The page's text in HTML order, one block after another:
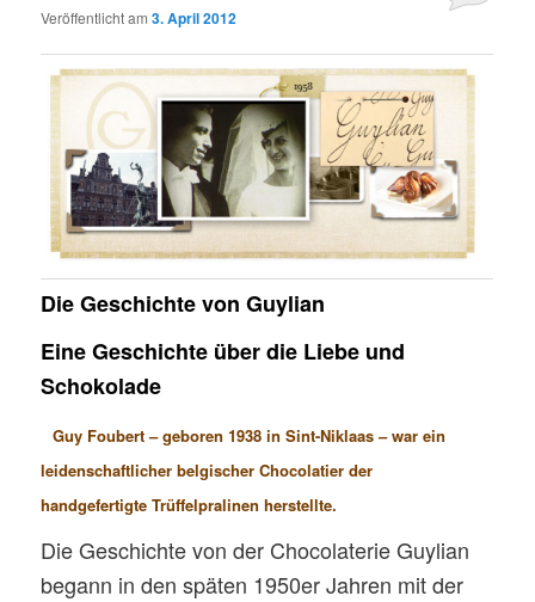
Veröffentlicht am3. April 2012
Die Geschichte von Guylian
Eine Geschichte über die Liebe und
Schokolade
Guy Foubert – geboren 1938 in Sint-Niklaas – war ein
leidenschaftlicher belgischer Chocolatier der
handgefertigte Trüffelpralinen herstellte.
Die Geschichte von der Chocolaterie Guylian
begann in den späten 1950er Jahren mit der